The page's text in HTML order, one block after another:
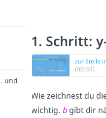
1. Schritt:
zur Stelle
(00:33)
Wie zeichnest du
wichtig. b gibt dir
und